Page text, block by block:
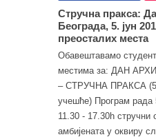
Стручна пракса:
Београда, 5. јун
преосталих места
Oбавештавамо
местима за: ДАН
– СТРУЧНА ПРАКСА
учешће) Програм рада
11.30 - 17.30h стручни
амбијената у оквиру